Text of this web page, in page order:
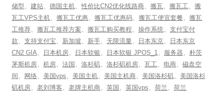
储型、 建站、 德国主机、 性价比CN2优化线路商、 搬瓦、 搬瓦工、 搬
瓦工VPS主机、 搬瓦工优惠、 搬瓦工优惠码、 搬瓦工便宜套餐、 搬瓦
工推荐、 搬瓦工推荐方案、 搬瓦工购买教程、 操作系统、 支付宝付
款、 支持支付宝、 新加坡、 新手、 无限流量、 日本东京、
日本东京
CN2 GIA、 日本机房、 日本软银、 日本软银 JPOS_1、 服务器、 朴茨
茅斯机房、 机房、 法国 、 洛杉矶、 洛杉矶机房、 瓦工、 电商、 磁盘空
间、 网络、 美国vps、 美国主机、 美国主机商、 美国洛杉矶、 美国洛杉
矶机房、 老刘博客、 老牌主机商、 英国 、 英国vps、 荷兰、 荷兰